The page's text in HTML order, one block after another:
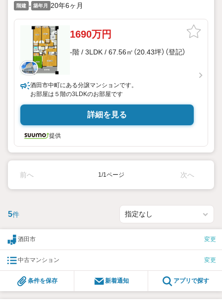
階建 - 築年月 20年6ヶ月
1690万円
-階 / 3LDK / 67.56㎡（20.43坪）（登記）
酒田市中町にある分譲マンションです。
お部屋は５階の3LDKのお部屋です
詳細を見る
提供
前へ 1/1ページ 次へ
5件
酒田市 変更
中古マンション 変更
条件を保存 新着通知 アプリで探す